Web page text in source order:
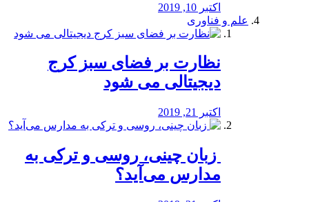
اکتبر 10, 2019
علم و فناوری
نظارت بر فضای سبز کرج
دیجیتالی می شود
اکتبر 21, 2019
️ زبان چینی، روسی و ترکی به
مدارس می‌آید؟